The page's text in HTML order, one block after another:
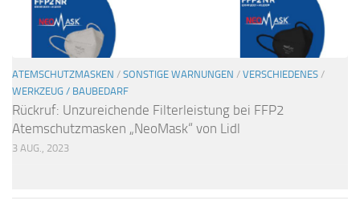
ATEMSCHUTZMASKEN / SONSTIGE WARNUNGEN / VERSCHIEDENES /
WERKZEUG / BAUBEDARF
Rückruf: Unzureichende Filterleistung bei FFP2
Atemschutzmasken „NeoMask“ von Lidl
3 AUG., 2023